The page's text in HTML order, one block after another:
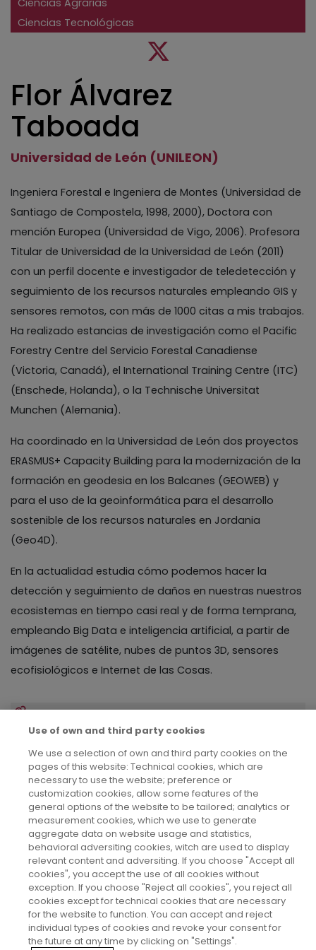
Ciencias Agrarias
Ciencias Tecnológicas
Flor Álvarez
Taboada
Universidad de León (UNILEON)
Ingeniera Forestal e Ingeniera de Montes (Universidad de
Santiago de Compostela, 1998, 2000), Doctora con
mención Europea (Universidad de Vigo, 2006). Profesora
Titular de Universidad de la Universidad de León (2011)
con un perfil docente e investigador de teledetección y
seguimiento de los recursos naturales empleando GIS y
sensores remotos, con más de 1000 citas a mis trabajos.
Ha realizado estancias de investigación como el Pacific
Forestry Centre del Servicio Forestal Canadiense
(Victoria, Canadá), el International Training Centre (ITC)
(Enschede, Holanda), o la Technische Universitat
Munchen (Alemania).
Ha coordinado en la Universidad de León dos proyectos
ERASMUS+ Capacity Building para la modernización de la
formación en geodesia en los Balcanes (GEOWEB) y
para el uso de la geoinformática para el desarrollo
sostenible de los recursos naturales en Jordania
(Geo4D).
En la actualidad estudia cómo podemos hacer la
detección y seguimiento de daños en nuestras nuestros
ecosistemas en tiempo casi real y de forma temprana,
empleando Big Data e inteligencia artificial, a partir de
imágenes de satélite, nubes de puntos 3D, sensores
ecofisiológicos e Internet de las Cosas.
Aviso legal
Política de privacidad
Política de cookies
Use of own and third party cookies
We use a selection of own and third party cookies on the
pages of this website: Technical cookies, which are
necessary to use the website; preference or
customization cookies, allow some features of the
general options of the website to be tailored; analytics or
measurement cookies, which we use to generate
aggregate data on website usage and statistics,
behavioral adversiting cookies, witch are used to display
relevant content and adversiting. If you choose "Accept all
cookies", you accept the use of all cookies without
exception. If you choose "Reject all cookies", you reject all
cookies except for technical cookies that are necessary
for the website to function. You can accept and reject
individual types of cookies and revoke your consent for
the future at any time by clicking on "Settings".